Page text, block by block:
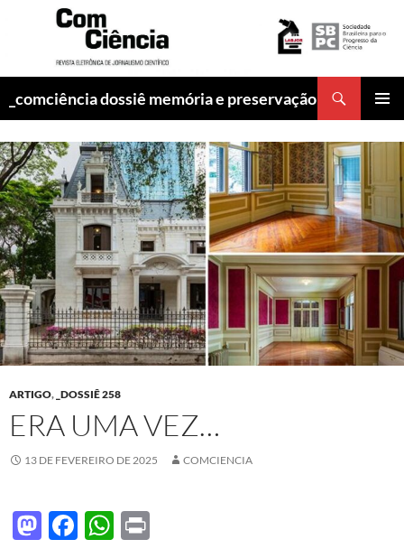
_comciência dossiê memória e preservação
O
CONTEÚDO
ARTIGO, _DOSSIÊ 258
ERA UMA VEZ…
13 DE FEVEREIRO DE 2025 COMCIENCIA
M F
W